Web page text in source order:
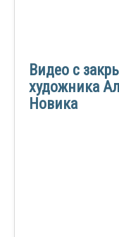
Видео с
художника
Новика